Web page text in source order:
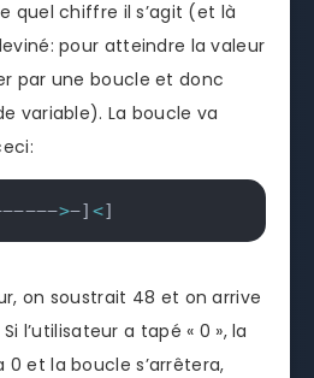
quel chiffre il s’agit (et là
pour atteindre la valeur
par une boucle et donc
variable). La boucle va
>−] <]
on soustrait 48 et on arrive
l’utilisateur a tapé « 0 », la
et la boucle s’arrêtera,